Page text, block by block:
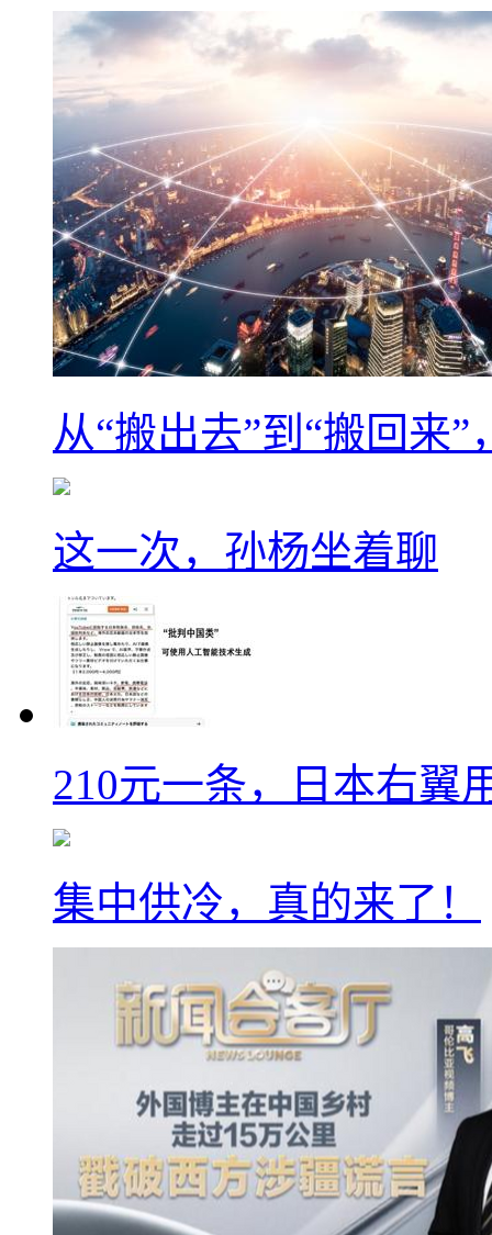
从“搬出去”到“搬回来
这一次，孙杨坐着聊
210元一条，日本右翼
集中供冷，真的来了！